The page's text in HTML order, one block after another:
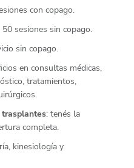
con copago.
sesiones sin copago.
sin copago.
en consultas médicas,
tratamientos,
: tenés la
completa.
kinesiología y